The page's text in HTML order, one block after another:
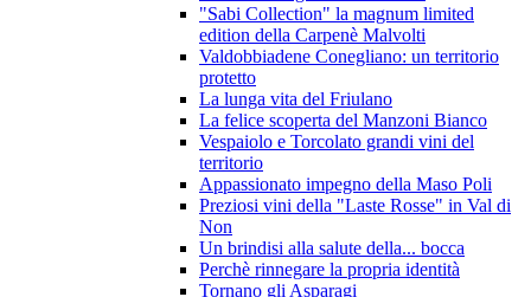
"Sabi Collection" la magnum limited
edition della Carpenè Malvolti
Valdobbiadene Conegliano: un territorio
protetto
La lunga vita del Friulano
La felice scoperta del Manzoni Bianco
Vespaiolo e Torcolato grandi vini del
territorio
Appassionato impegno della Maso Poli
Preziosi vini della "Laste Rosse" in Val di
Non
Un brindisi alla salute della... bocca
Perchè rinnegare la propria identità
Tornano gli Asparagi